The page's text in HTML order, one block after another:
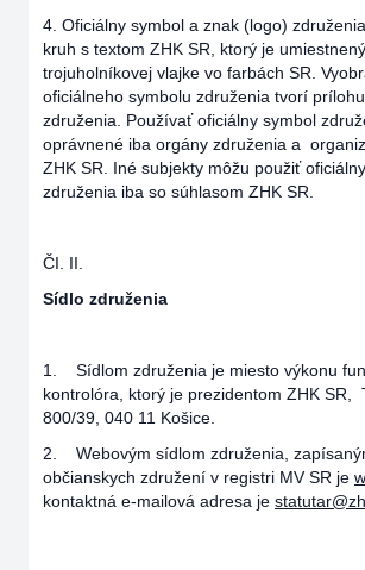
4. Oficiálny symbol a znak (logo)
kruh s textom ZHK SR, ktorý je
trojuholníkovej vlajke vo farbách SR.
oficiálneho symbolu združenia tvorí
združenia. Používať oficiálny symbol
oprávnené iba orgány združenia a
ZHK SR. Iné subjekty môžu použiť
združenia iba so súhlasom ZHK SR.
ČI. II.
Sídlo združenia
1. Sídlom združenia je miesto výkonu
kontrolóra, ktorý je prezidentom ZHK SR,
800/39, 040 11 Košice.
2. Webovým sídlom združenia,
občianskych združení v registri MV SR je
kontaktná e-mailová adresa je